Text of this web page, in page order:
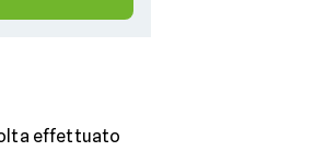
effettuato